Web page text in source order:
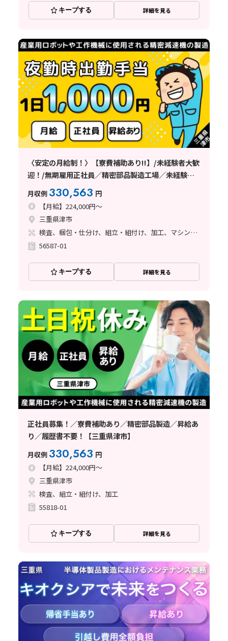
キープする 詳細を見る
〈安定の月給制！〉【寮費補助あり!!】/未経験者大歓
迎！/無期雇用正社員／精密部品製造工場／未経験者
大歓迎！／充実の研修制度【三重県津市】
月収例 330,563 円
【月給】224,000円～
三重県津市
検査、梱包・仕分け、組立・組付け、加工、マシンオペレーター、清掃・洗浄、品質管理、ライン作業、バリ取り
56587-01
キープする 詳細を見る
正社員募集！／寮費補助あり／精密部品製造／昇給あ
り／履歴書不要！【三重県津市】
月収例 330,563 円
【月給】224,000円～
三重県津市
検査、組立・組付け、加工
55818-01
キープする 詳細を見る